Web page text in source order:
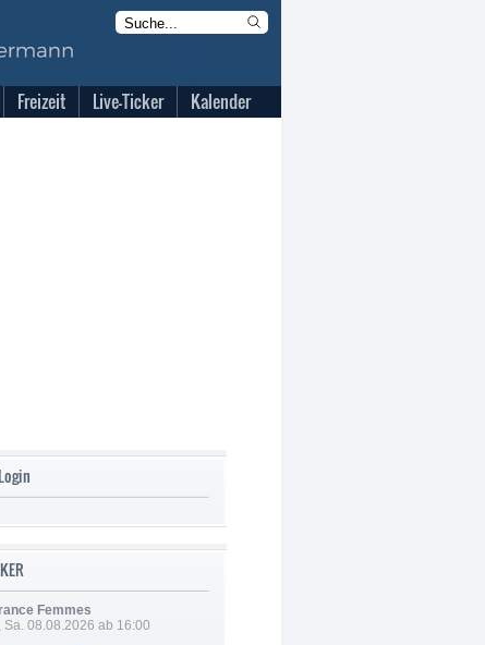
Freizeit Live-Ticker Kalender
Femmes
Sa. 08.08.2026 ab 16:00